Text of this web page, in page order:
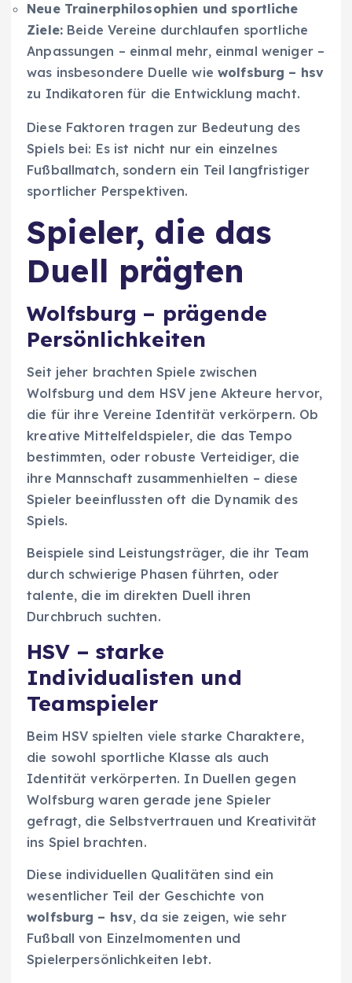
Neue Trainerphilosophien und sportliche
Ziele:Beide Vereine durchlaufen sportliche
Anpassungen – einmal mehr, einmal weniger –
was insbesondere Duelle wiewolfsburg – hsv
zu Indikatoren für die Entwicklung macht.
Diese Faktoren tragen zur Bedeutung des
Spiels bei: Es ist nicht nur ein einzelnes
Fußballmatch, sondern ein Teil langfristiger
sportlicher Perspektiven.
Spieler, die das
Duell prägten
Wolfsburg – prägende
Persönlichkeiten
Seit jeher brachten Spiele zwischen
Wolfsburg und dem HSV jene Akteure hervor,
die für ihre Vereine Identität verkörpern. Ob
kreative Mittelfeldspieler, die das Tempo
bestimmten, oder robuste Verteidiger, die
ihre Mannschaft zusammenhielten – diese
Spieler beeinflussten oft die Dynamik des
Spiels.
Beispiele sind Leistungsträger, die ihr Team
durch schwierige Phasen führten, oder
talente, die im direkten Duell ihren
Durchbruch suchten.
HSV – starke
Individualisten und
Teamspieler
Beim HSV spielten viele starke Charaktere,
die sowohl sportliche Klasse als auch
Identität verkörperten. In Duellen gegen
Wolfsburg waren gerade jene Spieler
gefragt, die Selbstvertrauen und Kreativität
ins Spiel brachten.
Diese individuellen Qualitäten sind ein
wesentlicher Teil der Geschichte von
wolfsburg – hsv, da sie zeigen, wie sehr
Fußball von Einzelmomenten und
Spielerpersönlichkeiten lebt.